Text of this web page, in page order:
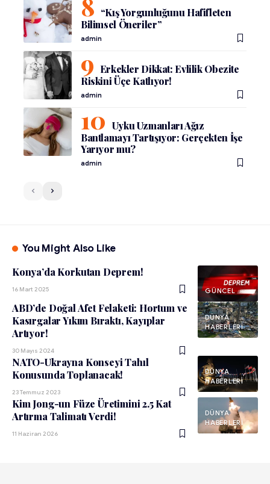
“Kış Yorgunluğunu Hafifleten
Bilimsel Öneriler”
admin
Erkekler Dikkat: Evlilik Obezite
Riskini Üçe Katlıyor!
admin
Uyku Uzmanları Ağız
Bantlamayı Tartışıyor: Gerçekten İşe
Yarıyor mu?
admin
You Might Also Like
GÜNCEL
Konya’da Korkutan Deprem!
16 Mart 2025
DÜNYA
HABERLERI
ABD’de Doğal Afet Felaketi: Hortum ve
Kasırgalar Yıkım Bıraktı, Kayıplar
Artıyor!
30 Mayıs 2024
DÜNYA
HABERLERI
NATO-Ukrayna Konseyi Tahıl
Konusunda Toplanacak!
23 Temmuz 2023
DÜNYA
HABERLERI
Kim Jong-un Füze Üretimini 2.5 Kat
Artırma Talimatı Verdi!
11 Haziran 2026